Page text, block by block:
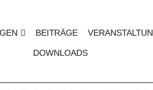
BEITRÄGE
DOWNLOADS